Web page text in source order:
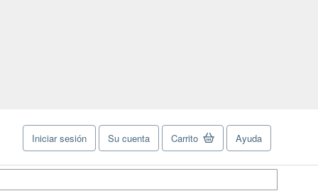
Iniciar sesión Su cuenta Carrito Ayuda